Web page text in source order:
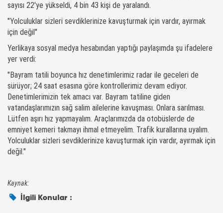
sayısı 22'ye yükseldi, 4 bin 43 kişi de yaralandı.
"Yolculuklar sizleri sevdiklerinize kavuşturmak için vardır, ayırmak
için değil"
Yerlikaya sosyal medya hesabından yaptığı paylaşımda şu ifadelere
yer verdi:
"Bayram tatili boyunca hız denetimlerimiz radar ile geceleri de
sürüyor; 24 saat esasına göre kontrollerimiz devam ediyor.
Denetimlerimizin tek amacı var. Bayram tatiline giden
vatandaşlarımızın sağ salim ailelerine kavuşması. Onlara sarılması.
Lütfen aşırı hız yapmayalım. Araçlarımızda da otobüslerde de
emniyet kemeri takmayı ihmal etmeyelim. Trafik kurallarına uyalım.
Yolculuklar sizleri sevdiklerinize kavuşturmak için vardır, ayırmak için
değil."
Kaynak:
İlgili Konular :